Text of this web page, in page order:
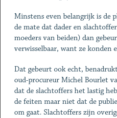
Minstens even belangrijk is de
de mate dat dader en
moeders van beiden) dan
verwisselbaar, want ze konden
Dat gebeurt ook echt,
oud-procureur Michel Bourlet
dat de slachtoffers het lastig
de feiten maar niet dat de
om gaat. Slachtoffers zijn